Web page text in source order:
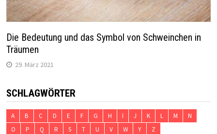
Die Bedeutung und das Symbol von Schweinchen in
Träumen
29. März 2021
SCHLAGWÖRTER
A B C D E F G H I J K L M
N
O
P Q R S T U V W Y Z